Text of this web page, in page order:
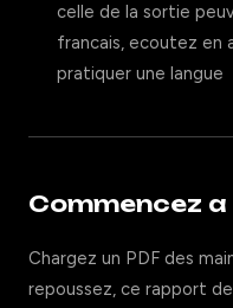
celle de la sortie
francais, ecoutez en
pratiquer une langue
Commencez
Chargez un PDF des
repoussez, ce rapport